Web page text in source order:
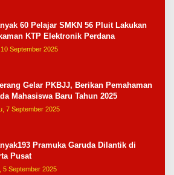
60 Pelajar SMKN 56 Pluit Lakukan
KTP Elektronik Perdana
10 September 2025
Gelar PKBJJ, Berikan Pemahaman
Mahasiswa Baru Tahun 2025
7 September 2025
Pramuka Garuda Dilantik di
Pusat
5 September 2025